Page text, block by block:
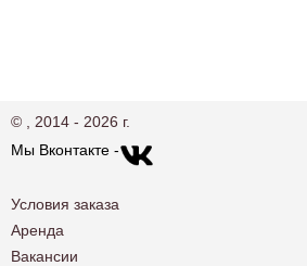
© , 2014 - 2026 г.
Мы Вконтакте -
Условия заказа
Аренда
Вакансии